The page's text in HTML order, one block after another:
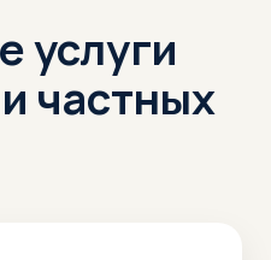
услуги
частных